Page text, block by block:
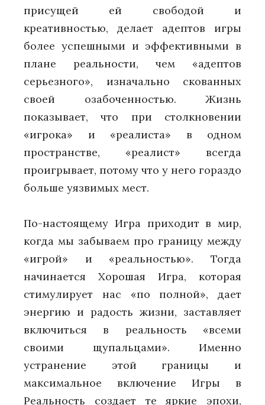
присущей ей свободой и
креативностью, делает адептов игры
более успешными и эффективными в
плане реальности, чем «адептов
серьезного», изначально скованных
своей озабоченностью. Жизнь
показывает, что при столкновении
«игрока» и «реалиста» в одном
пространстве, «реалист» всегда
проигрывает, потому что у него гораздо
больше уязвимых мест.
По-настоящему Игра приходит в мир,
когда мы забываем про границу между
«игрой» и «реальностью». Тогда
начинается Хорошая Игра, которая
стимулирует нас «по полной», дает
энергию и радость жизни, заставляет
включиться в реальность «всеми
своими щупальцами». Именно
устранение этой границы и
максимальное включение Игры в
Реальность создает те яркие эпохи,